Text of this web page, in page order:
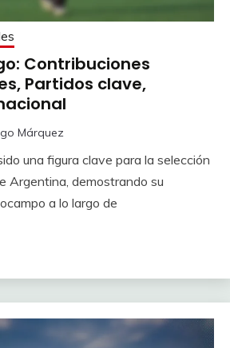
Contribuciones
Partidos clave,
Márquez
una figura clave para la selección
Argentina, demostrando su
a lo largo de